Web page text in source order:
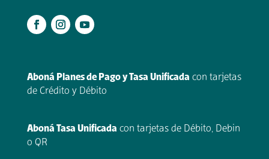
Aboná Planes de Pago y Tasa Unificada con tarjetas
de Crédito y Débito
Aboná Tasa Unificada con tarjetas de Débito, Debin
o QR